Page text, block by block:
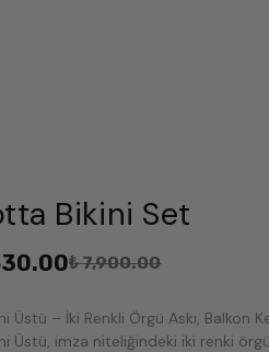
Bikini Set
₺ 7,900.00
Üstü – İki Renkli Örgü Askı, Balkon
Üstü, imza niteliğindeki iki renki